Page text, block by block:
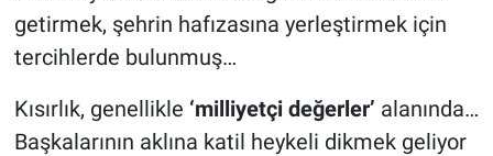
getirmek, şehrin hafızasına yerleştirmek için
tercihlerde bulunmuş…
Kısırlık, genellikle ‘milliyetçi değerler’ alanında…
Başkalarının aklına katil heykeli dikmek geliyor